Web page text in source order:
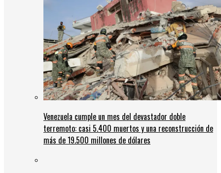
Venezuela cumple un mes del devastador doble
terremoto: casi 5.400 muertos y una reconstrucción de
más de 19.500 millones de dólares